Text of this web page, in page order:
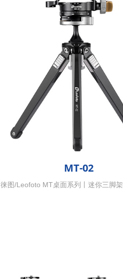
MT-02
徕图/Leofoto MT桌面系列丨迷你三脚架